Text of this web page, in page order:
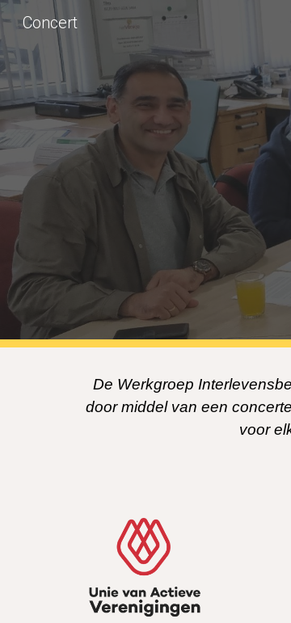
Concert
De Werkgroep
door middel van een
voor